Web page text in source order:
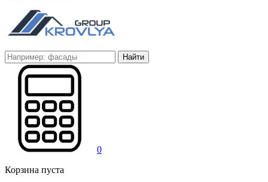
Найти
0
Корзина пуста